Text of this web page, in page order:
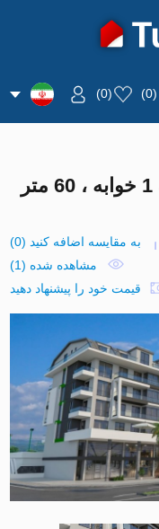
(
0
)
(
0
)
آپارتمان در ALANYA ، ترکیه 1 خوابه ، 60 متر
به مقایسه اضافه کنید (
0
)
مشاهده شده (1)
قیمت خود را پیشنهاد دهید